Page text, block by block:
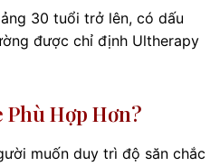
30 tuổi trở lên, có dấu
được chỉ định Ultherapy
Hợp Hơn?
muốn duy trì độ săn chắc